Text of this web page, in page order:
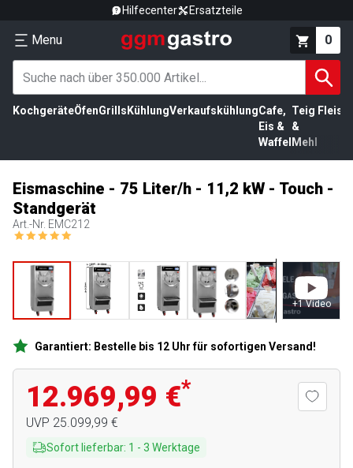
Hilfecenter Ersatzteile
Menu 0
KochgeräteÖfenGrills KühlungVerkaufskühlungCafe,
Eis &
Waffel
Teig
&
Mehl
Eismaschine - 75 Liter/h - 11,2 kW - Touch -
Standgerät
Art.-Nr. EMC212
+1 Video
Garantiert: Bestelle bis 12 Uhr für sofortigen Versand!
12.969,99 €*
UVP 25.099,99 €
Sofort lieferbar: 1 - 3 Werktage